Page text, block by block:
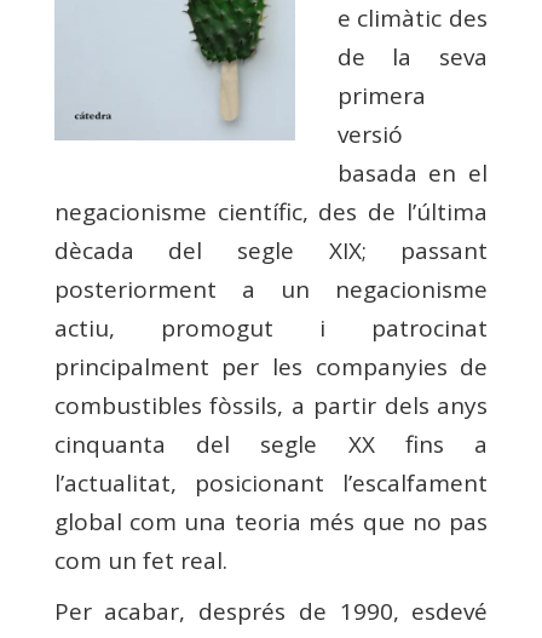
e climàtic des
de la seva
primera
versió
basada en el
negacionisme científic, des de l’última
dècada del segle XIX; passant
posteriorment a un negacionisme
actiu, promogut i patrocinat
principalment per les companyies de
combustibles fòssils, a partir dels anys
cinquanta del segle XX fins a
l’actualitat, posicionant l’escalfament
global com una teoria més que no pas
com un fet real.
Per acabar, després de 1990, esdevé